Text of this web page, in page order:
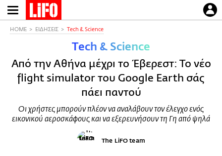
Παράκαμψη
προς
HOME ΕΙΔΗΣΕΙΣ Τech & Science
Τech & Science
Από την Αθήνα μέχρι το Έβερεστ: Το νέο
flight simulator του Google Earth σάς
πάει παντού
Οι χρήστες μπορούν πλέον να αναλάβουν τον έλεγχο ενός
εικονικού αεροσκάφους και να εξερευνήσουν τη Γη από ψηλά
The LiFO team